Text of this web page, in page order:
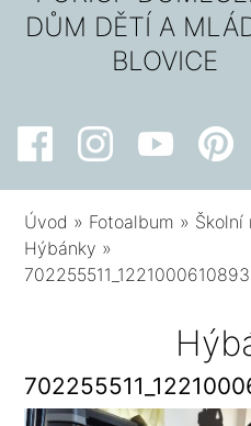
DŮM DĚTÍ A
BLOVICE
Úvod » Fotoalbum » Školní
Hýbánky »